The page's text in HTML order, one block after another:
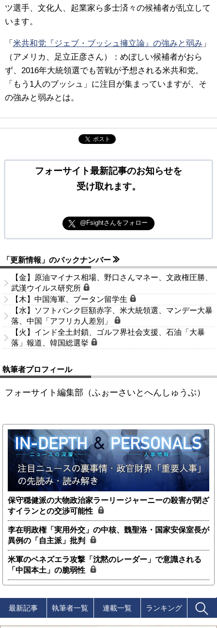
ツ選手、文化人、起業家ら多士済々の候補者が乱立して
います。
「 米共和党『ジェブ・ブッシュ擁立論』の強みと弱み 」
（アメリカ、足立正彦さん）：めぼしい候補者がおら
ず、2016年大統領選でも苦戦が予想される米共和党。
「もう1人のブッシュ」に注目が集まっていますが、そ
の強みと弱みとは。
ポスト
フォーサイト最新記事のお知らせを
受け取れます。
@Fsightさんをフォロー
「更新情報」のバックナンバー
【金】原油マイナス相場、野口さんマネー、文政権圧勝、
武漢ウイルス研究所
【木】中国海軍、ブータン留学生
【水】ソフトバンク巨額赤字、米大統領選、マンデー大暴
落、中国「アフリカ人差別」
【火】インド全土封鎖、ゴルフ界社会支援、石油「大暴
落」報道、韓国総選挙
執筆者プロフィール
フォーサイト編集部（ふぉーさいとへんしゅうぶ）
保守穏健派の大物政治家ラーリージャーニーの殺害が閉ざ
すイランとの交渉可能性
李在明政権「実用外交」の中核、魏聖洛・国家安保室長が
異例の「自主派」批判
米軍のベネズエラ攻撃「沈黙のレーダー」で意識される
「中国本土」の脆弱性
最新記事 執筆者一覧 連載一覧 ランキング